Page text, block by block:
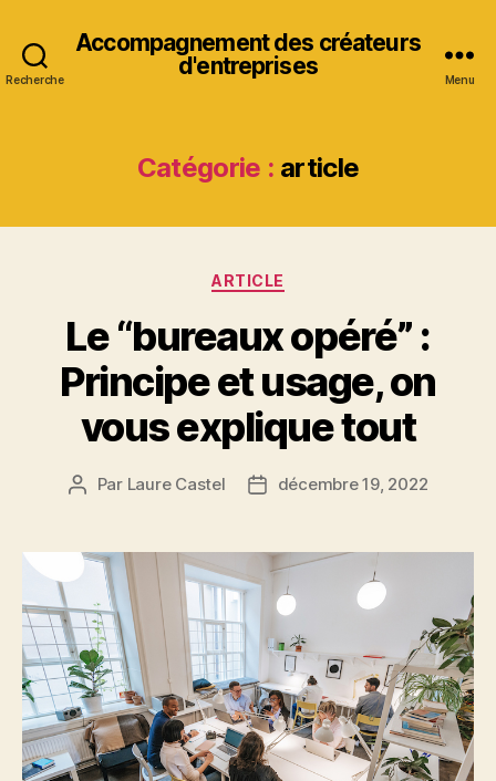
Recherche
Accompagnement des créateurs
d'entreprises
Menu
Catégorie : article
Catégories
ARTICLE
Le “bureaux opéré” :
Principe et usage, on
vous explique tout
Auteur
Par Laure Castel
Datedécembre 19, 2022